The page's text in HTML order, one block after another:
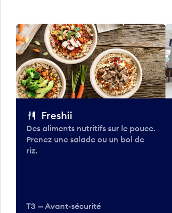
Freshii
Des aliments nutritifs sur le pouce.
Prenez une salade ou un bol de
riz.
T3 — Avant-sécurité